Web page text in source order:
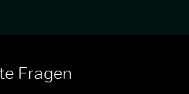
Fragen